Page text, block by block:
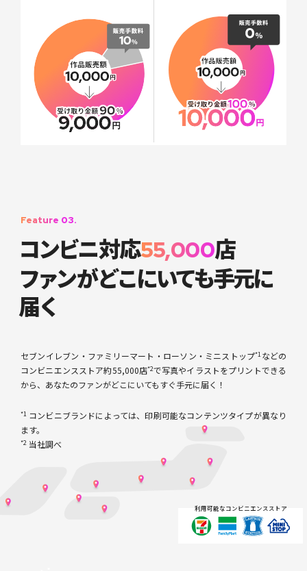
Feature 03.
コンビニ対応55,000店
ファンがどこにいても手元に
届く
セブンイレブン・ファミリーマート・ローソン・ミニストップ*1などの
コンビニエンスストア約55,000店*2で写真やイラストをプリントできる
から、あなたのファンがどこにいてもすぐ手元に届く！
*1 コンビニブランドによっては、印刷可能なコンテンツタイプが異なり
ます。
*2 当社調べ
利用可能なコンビニエンスストア